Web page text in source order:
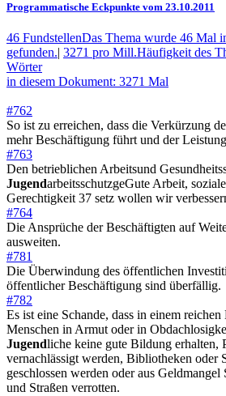
Programmatische Eckpunkte vom 23.10.2011
46 FundstellenDas Thema wurde 46 Mal
gefunden.| 3271 pro Mill.Häufigkeit des
Wörter
in diesem Dokument: 3271 Mal
#762
So ist zu erreichen, dass die Verkürzung
mehr Beschäftigung führt und der
#763
Den betrieblichen Arbeitsund
JugendarbeitsschutzgeGute Arbeit,
Gerechtigkeit 37 setz wollen wir
#764
Die Ansprüche der Beschäftigten auf
ausweiten.
#781
Die Überwindung des öffentlichen
öffentlicher Beschäftigung sind überfällig.
#782
Es ist eine Schande, dass in einem
Menschen in Armut oder in
Jugendliche keine gute Bildung erhalten,
vernachlässigt werden, Bibliotheken oder
geschlossen werden oder aus
und Straßen verrotten.